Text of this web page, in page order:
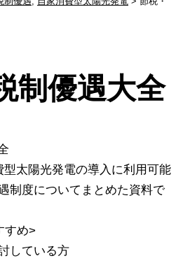
制優遇大全
太陽光発電の導入に利用可能
制度についてまとめた資料で
すめ>
している方